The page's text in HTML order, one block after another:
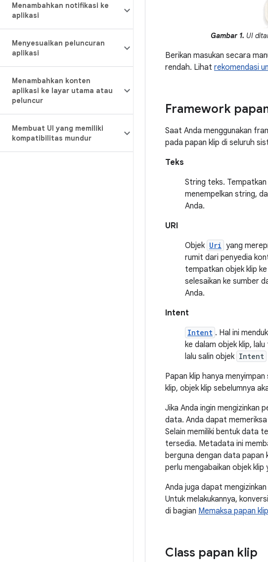
Menambahkan notifikasi ke
aplikasi
Menyesuaikan peluncuran
aplikasi
Menambahkan konten
aplikasi ke layar utama atau
peluncur
Membuat UI yang memiliki
kompatibilitas mundur
Gambar 1. UI
Berikan masukan secara
rendah. Lihat rekomendasi
Framework
Saat Anda menggunakan
pada papan klip di seluruh
Teks
String teks. Tempatkan
menempelkan string,
Anda.
URI
Objek Uri yang
rumit dari penyedia
tempatkan objek klip
selesaikan ke sumber
Anda.
Intent
Intent . Hal ini
ke dalam objek klip,
lalu salin objek Intent
Papan klip hanya
klip, objek klip sebelumnya
Jika Anda ingin mengizinkan
data. Anda dapat
Selain memiliki bentuk data
tersedia. Metadata ini
berguna dengan data papan
perlu mengabaikan objek
Anda juga dapat
Untuk melakukannya,
di bagian Memaksa papan
Class papan klip